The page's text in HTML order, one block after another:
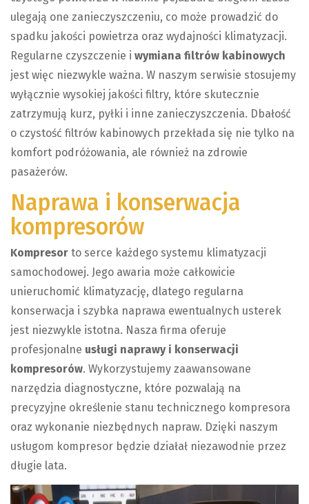
ulegają one zanieczyszczeniu, co może prowadzić do
spadku jakości powietrza oraz wydajności klimatyzacji.
Regularne czyszczenie i wymiana filtrów kabinowych
jest więc niezwykle ważna. W naszym serwisie stosujemy
wyłącznie wysokiej jakości filtry, które skutecznie
zatrzymują kurz, pyłki i inne zanieczyszczenia. Dbałość
o czystość filtrów kabinowych przekłada się nie tylko na
komfort podróżowania, ale również na zdrowie
pasażerów.
Naprawa i konserwacja
kompresorów
Kompresor to serce każdego systemu klimatyzacji
samochodowej. Jego awaria może całkowicie
unieruchomić klimatyzację, dlatego regularna
konserwacja i szybka naprawa ewentualnych usterek
jest niezwykle istotna. Nasza firma oferuje
profesjonalne usługi naprawy i konserwacji
kompresorów. Wykorzystujemy zaawansowane
narzędzia diagnostyczne, które pozwalają na
precyzyjne określenie stanu technicznego kompresora
oraz wykonanie niezbędnych napraw. Dzięki naszym
usługom kompresor będzie działał niezawodnie przez
długie lata.